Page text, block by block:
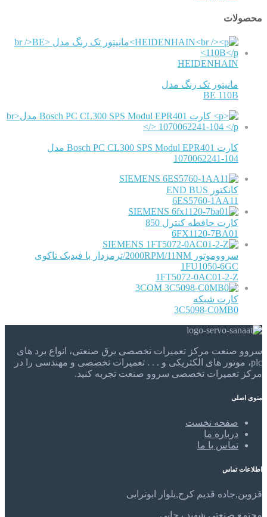
محصولات
HEIDENHAIN
مانیتور تک رنگ مدل
BE 110B
کارت Bosch PC CL300 SPS Modul EPR401 مدل
1070062241-104
SIEMENS
کانکتور END BUS
6ES5760-1AA11
SIEMENS
کارت حافطه کنترل 850
6FX1120-7BA01
SIEMENS
سرووموتور 2000RPM/11NM/ترمزدار با فیدبک تاکوی
1FU1050-6GC
1FT5072-0AC01-2-Z
3COM
کارت شبکه
3C5098-C0MB0
سروو صنعت مرکز تعمیرات تخصصی برق صنعتی، انواع برد های
plc، موتور های الکتریکی و . . . تعمیرات تخصصی و مهندسی را در
مرکز تعمیرات تخصصی سروو صنعت تجربه کنید.
منوی اصلی
صفحه نخست
درباره ما
تماس با ما
اطلاعات تماس
قزوین,جاده قدیم کرج,بلوار ابوترابی